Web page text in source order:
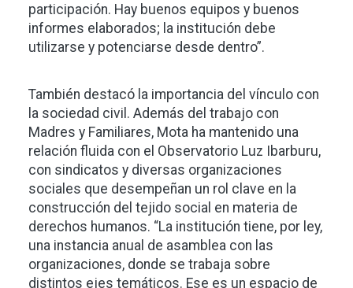
participación. Hay buenos equipos y buenos
informes elaborados; la institución debe
utilizarse y potenciarse desde dentro”.
También destacó la importancia del vínculo con
la sociedad civil. Además del trabajo con
Madres y Familiares, Mota ha mantenido una
relación fluida con el Observatorio Luz Ibarburu,
con sindicatos y diversas organizaciones
sociales que desempeñan un rol clave en la
construcción del tejido social en materia de
derechos humanos. “La institución tiene, por ley,
una instancia anual de asamblea con las
organizaciones, donde se trabaja sobre
distintos ejes temáticos. Ese es un espacio de